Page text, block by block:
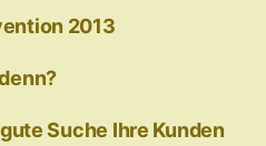
2013
Suche Ihre Kunden